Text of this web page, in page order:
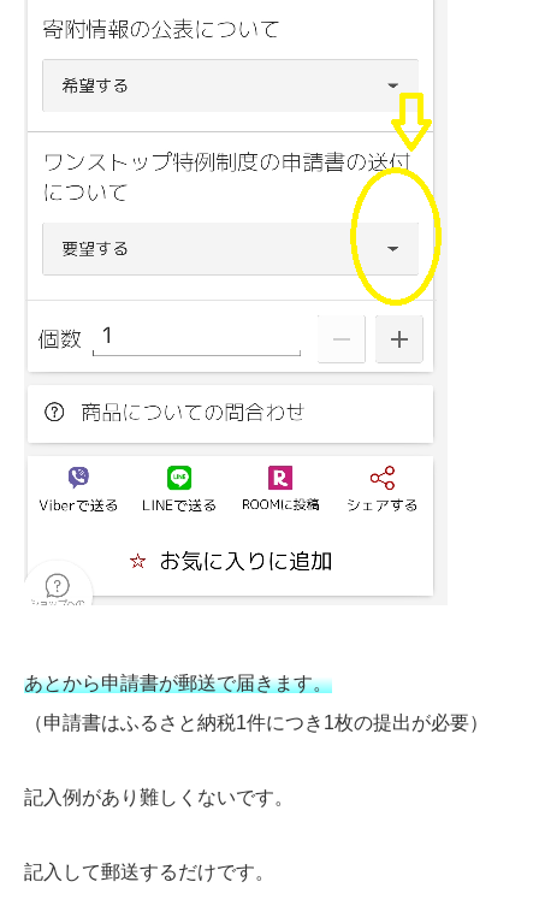
あとから申請書が郵送で届きます。
（申請書はふるさと納税1件につき1枚の提出が必要）
記入例があり難しくないです。
記入して郵送するだけです。